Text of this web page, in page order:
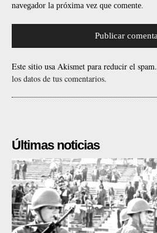
navegador la próxima vez que comente.
Este sitio usa Akismet para reducir el spam.
los datos de tus comentarios.
Últimas noticias